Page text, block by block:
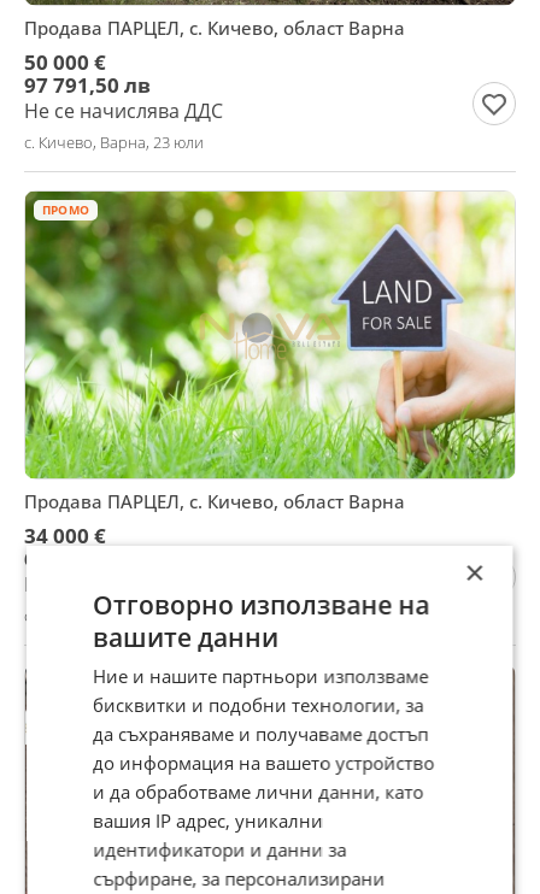
Продава ПАРЦЕЛ, с. Кичево, област Варна
50 000 €
97 791,50 лв
Не се начислява ДДС
с. Кичево, Варна, 23 юли
ПРОМО
Продава ПАРЦЕЛ, с. Кичево, област Варна
34 000 €
66 498,22 лв
Не се начислява ДДС
с. Кичево, Варна, 07 август
×
Отговорно използване на
вашите данни
Ние и нашите партньори използваме
бисквитки и подобни технологии, за
да съхраняваме и получаваме достъп
до информация на вашето устройство
и да обработваме лични данни, като
вашия IP адрес, уникални
идентификатори и данни за
сърфиране, за персонализирани